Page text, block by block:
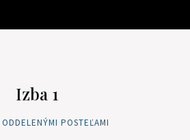
Izba 1
POSTEĽAMI